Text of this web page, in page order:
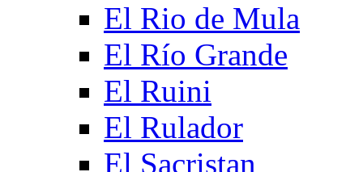
El Rio de Mula
El Río Grande
El Ruini
El Rulador
El Sacristan